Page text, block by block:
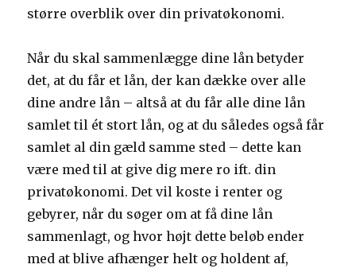
større overblik over din privatøkonomi.
Når du skal sammenlægge dine lån betyder
det, at du får et lån, der kan dække over alle
dine andre lån – altså at du får alle dine lån
samlet til ét stort lån, og at du således også får
samlet al din gæld samme sted – dette kan
være med til at give dig mere ro ift. din
privatøkonomi. Det vil koste i renter og
gebyrer, når du søger om at få dine lån
sammenlagt, og hvor højt dette beløb ender
med at blive afhænger helt og holdent af,